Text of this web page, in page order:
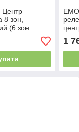
Центр
8 зон,
(6 зон
230В)
1